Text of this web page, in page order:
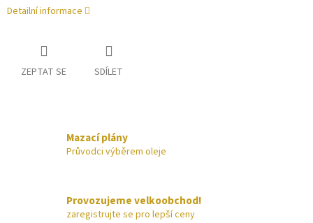
Detailní informace
ZEPTAT SE SDÍLET
Mazací plány
Průvodci výběrem oleje
Provozujeme velkoobchod!
zaregistrujte se pro lepší ceny